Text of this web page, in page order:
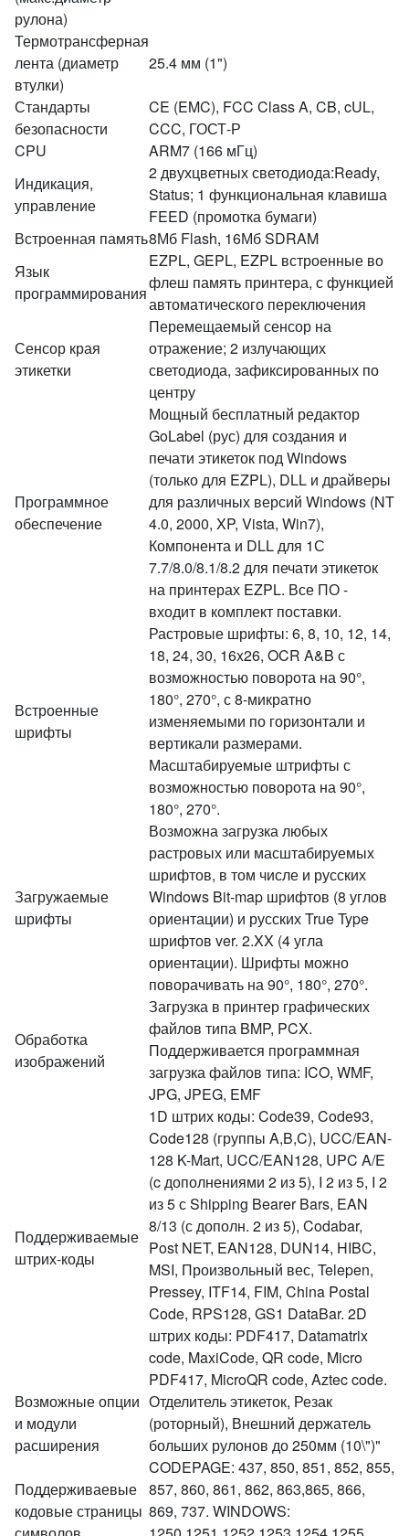
рулона)
Термотрансферная
лента (диаметр
втулки)
25.4 мм (1")
Стандарты
безопасности
CE (EMC), FCC Class A, CB, cUL,
CCC, ГОСТ-Р
CPU
ARM7 (166 мГц)
Индикация,
управление
2 двухцветных светодиода:Ready,
Status; 1 функциональная клавиша
FEED (промотка бумаги)
Встроенная память8Мб Flash, 16Мб SDRAM
Язык
программирования
EZPL, GEPL, EZPL встроенные во
флеш память принтера, с функцией
автоматического переключения
Сенсор края
этикетки
Перемещаемый сенсор на
отражение; 2 излучающих
светодиода, зафиксированных по
центру
Программное
обеспечение
Мощный бесплатный редактор
GoLabel (рус) для создания и
печати этикеток под Windows
(только для EZPL), DLL и драйверы
для различных версий Windows (NT
4.0, 2000, XP, Vista, Win7),
Компонента и DLL для 1С
7.7/8.0/8.1/8.2 для печати этикеток
на принтерах EZPL. Все ПО -
входит в комплект поставки.
Встроенные
шрифты
Растровые шрифты: 6, 8, 10, 12, 14,
18, 24, 30, 16x26, OCR A&B с
возможностью поворота на 90°,
180°, 270°, с 8-микратно
изменяемыми по горизонтали и
вертикали размерами.
Масштабируемые штрифты с
возможностью поворота на 90°,
180°, 270°.
Загружаемые
шрифты
Возможна загрузка любых
растровых или масштабируемых
шрифтов, в том числе и русских
Windows Bit-map шрифтов (8 углов
ориентации) и русских True Type
шрифтов ver. 2.XX (4 угла
ориентации). Шрифты можно
поворачивать на 90°, 180°, 270°.
Обработка
изображений
Загрузка в принтер графических
файлов типа BMP, PCX.
Поддерживается программная
загрузка файлов типа: ICO, WMF,
JPG, JPEG, EMF
Поддерживаемые
штрих-коды
1D штрих коды: Code39, Code93,
Code128 (группы A,B,C), UCC/EAN-
128 K-Mart, UCC/EAN128, UPC A/E
(c дополнениями 2 из 5), I 2 из 5, I 2
из 5 с Shipping Bearer Bars, EAN
8/13 (с дополн. 2 из 5), Codabar,
Post NET, EAN128, DUN14, HIBC,
MSI, Произвольный вес, Telepen,
Pressey, ITF14, FIM, China Postal
Code, RPS128, GS1 DataBar. 2D
штрих коды: PDF417, Datamatrix
code, MaxiCode, QR code, Micro
PDF417, MicroQR code, Aztec code.
Возможные опции
и модули
расширения
Отделитель этикеток, Резак
(роторный), Внешний держатель
больших рулонов до 250мм (10\")"
Поддерживаевые
кодовые страницы
CODEPAGE: 437, 850, 851, 852, 855,
857, 860, 861, 862, 863,865, 866,
869, 737. WINDOWS: